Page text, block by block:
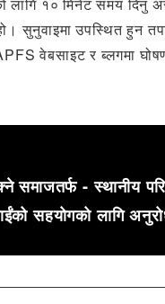
सुनुवाइमा उपस्थित हुन
वेबसाइट र ब्लगमा
समाजतर्फ - स्थानीय
सहयोगको लागि